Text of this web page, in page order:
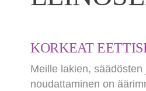
KORKEAT
Meille lakien,
noudattaminen on